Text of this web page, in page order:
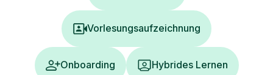
Vorlesungsaufzeichnung
Onboarding Hybrides Lernen